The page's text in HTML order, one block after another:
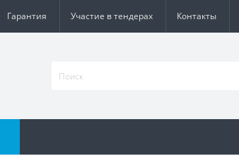
Гарантия Участие в тендерах Контакты